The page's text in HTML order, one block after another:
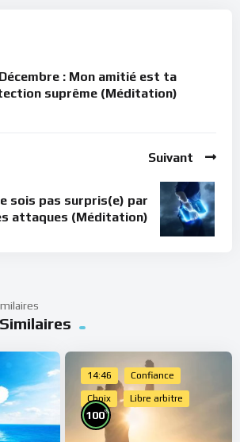
: Mon amitié est ta
suprême (Méditation)
Suivant
sois pas surpris(e) par
attaques (Méditation)
14:46 Confiance
Choix Libre arbitre
100%